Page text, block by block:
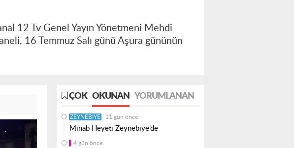
12 Tv Genel Yayın Yönetmeni Mehdi
16 Temmuz Salı günü Aşura gününün
ÇOK OKUNAN YORUMLANAN
ZEYNEBIYE 11 gün önce
Minab Heyeti Zeynebiye’de
4 gün önce